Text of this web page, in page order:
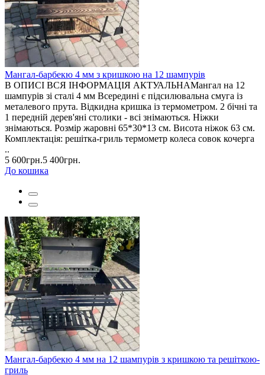
Мангал-барбекю 4 мм з кришкою на 12 шампурів
В ОПИСІ ВСЯ ІНФОРМАЦІЯ АКТУАЛЬНАМангал на 12
шампурів зі сталі 4 мм Всередині є підсилювальна смуга із
металевого прута. Відкидна кришка із термометром. 2 бічні та
1 передній дерев'яні столики - всі знімаються. Ніжки
знімаються. Розмір жаровні 65*30*13 см. Висота ніжок 63 см.
Комплектація: решітка-гриль термометр колеса совок кочерга
..
5 600грн.5 400грн.
До кошика
Мангал-барбекю 4 мм на 12 шампурів з кришкою та решіткою-
гриль